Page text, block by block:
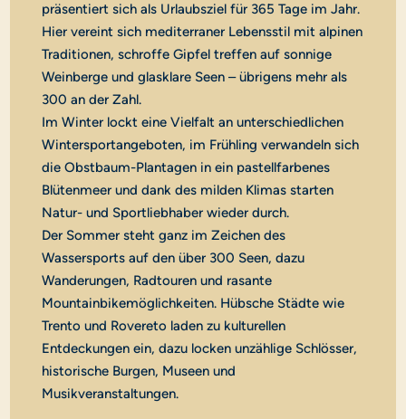
präsentiert sich als Urlaubsziel für 365 Tage im Jahr.
Hier vereint sich mediterraner Lebensstil mit alpinen
Traditionen, schroffe Gipfel treffen auf sonnige
Weinberge und glasklare Seen – übrigens mehr als
300 an der Zahl.
Im Winter lockt eine Vielfalt an unterschiedlichen
Wintersportangeboten, im Frühling verwandeln sich
die Obstbaum-Plantagen in ein pastellfarbenes
Blütenmeer und dank des milden Klimas starten
Natur- und Sportliebhaber wieder durch.
Der Sommer steht ganz im Zeichen des
Wassersports auf den über 300 Seen, dazu
Wanderungen, Radtouren und rasante
Mountainbikemöglichkeiten. Hübsche Städte wie
Trento und Rovereto laden zu kulturellen
Entdeckungen ein, dazu locken unzählige Schlösser,
historische Burgen, Museen und
Musikveranstaltungen.